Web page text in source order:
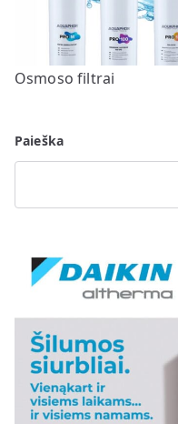
Osmoso filtrai
Paieška